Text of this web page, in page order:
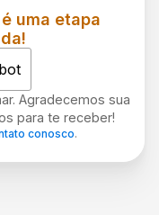
uma etapa
Agradecemos sua
para te receber!
conosco.